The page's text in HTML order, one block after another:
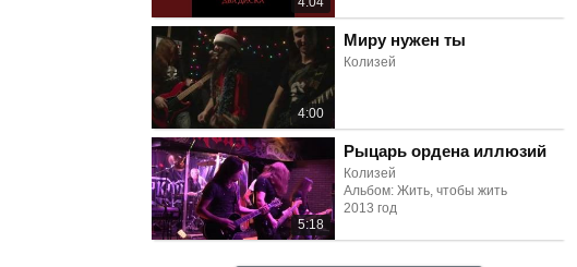
4:00
Миру нужен ты
Колизей
5:18
Рыцарь ордена иллюзий
Колизей
Альбом: Жить, чтобы жить
2013 год